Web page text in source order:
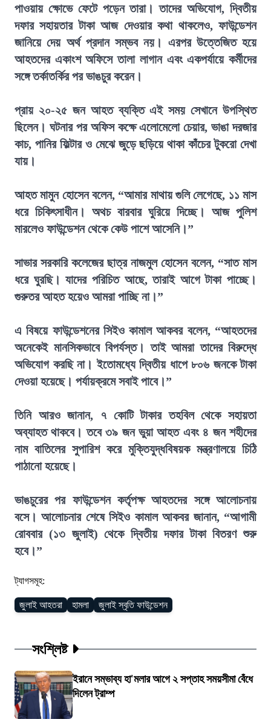
পাওয়ায় ক্ষোভে ফেটে পড়েন তারা। তাদের অভিযোগ, দ্বিতীয়
দফার সহায়তার টাকা আজ দেওয়ার কথা থাকলেও, ফাউন্ডেশন
জানিয়ে দেয় অর্থ প্রদান সম্ভব নয়। এরপর উত্তেজিত হয়ে
আহতদের একাংশ অফিসে তালা লাগান এবং একপর্যায়ে কর্মীদের
সঙ্গে তর্কাতর্কির পর ভাঙচুর করেন।
প্রায় ২০-২৫ জন আহত ব্যক্তি এই সময় সেখানে উপস্থিত
ছিলেন। ঘটনার পর অফিস কক্ষে এলোমেলো চেয়ার, ভাঙা দরজার
কাচ, পানির ফিল্টার ও মেঝে জুড়ে ছড়িয়ে থাকা কাঁচের টুকরো দেখা
যায়।
আহত মামুন হোসেন বলেন, “আমার মাথায় গুলি লেগেছে, ১১ মাস
ধরে চিকিৎসাধীন। অথচ বারবার ঘুরিয়ে দিচ্ছে। আজ পুলিশ
মারলেও ফাউন্ডেশন থেকে কেউ পাশে আসেনি।”
সাভার সরকারি কলেজের ছাত্র নাজমুল হোসেন বলেন, “সাত মাস
ধরে ঘুরছি। যাদের পরিচিত আছে, তারাই আগে টাকা পাচ্ছে।
গুরুতর আহত হয়েও আমরা পাচ্ছি না।”
এ বিষয়ে ফাউন্ডেশনের সিইও কামাল আকবর বলেন, “আহতদের
অনেকেই মানসিকভাবে বিপর্যস্ত। তাই আমরা তাদের বিরুদ্ধে
অভিযোগ করছি না। ইতোমধ্যে দ্বিতীয় ধাপে ৮০৬ জনকে টাকা
দেওয়া হয়েছে। পর্যায়ক্রমে সবাই পাবে।”
তিনি আরও জানান, ৭ কোটি টাকার তহবিল থেকে সহায়তা
অব্যাহত থাকবে। তবে ৩৯ জন ভুয়া আহত এবং ৪ জন শহীদের
নাম বাতিলের সুপারিশ করে মুক্তিযুদ্ধবিষয়ক মন্ত্রণালয়ে চিঠি
পাঠানো হয়েছে।
ভাঙচুরের পর ফাউন্ডেশন কর্তৃপক্ষ আহতদের সঙ্গে আলোচনায়
বসে। আলোচনার শেষে সিইও কামাল আকবর জানান, “আগামী
রোববার (১৩ জুলাই) থেকে দ্বিতীয় দফার টাকা বিতরণ শুরু
হবে।”
ট্যাগসমূহ:
জুলাই আহতরা হামলা জুলাই স্বৃতি ফাউন্ডেশন
সংশ্লিষ্ট
ইরানে সম্ভাব্য হা'মলার আগে ২ সপ্তাহ সময়সীমা বেঁধে
দিলেন ট্রাম্প